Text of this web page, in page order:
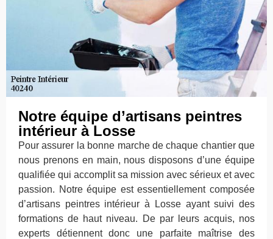
Notre équipe d’artisans peintres
intérieur à Losse
Pour assurer la bonne marche de chaque chantier que
nous prenons en main, nous disposons d’une équipe
qualifiée qui accomplit sa mission avec sérieux et avec
passion. Notre équipe est essentiellement composée
d’artisans peintres intérieur à Losse ayant suivi des
formations de haut niveau. De par leurs acquis, nos
experts détiennent donc une parfaite maîtrise des